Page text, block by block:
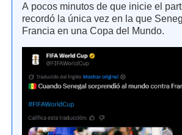
A pocos minutos de que inicie el
recordó la única vez en la que
Francia en una Copa del Mundo.